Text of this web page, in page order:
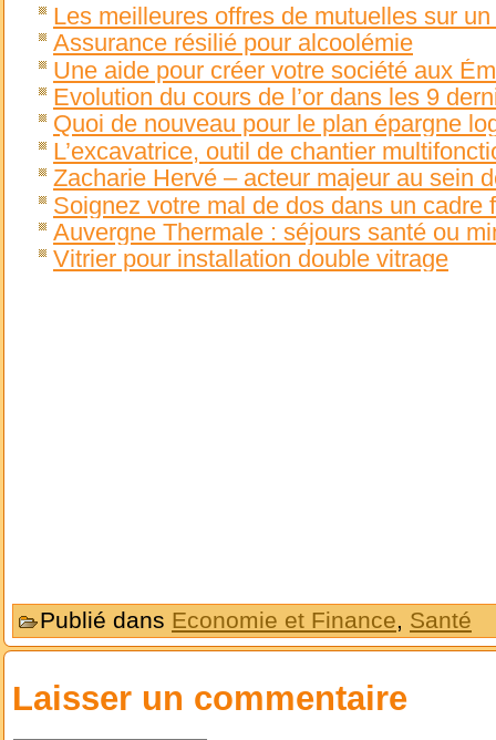
Les meilleures offres de mutuelles sur
Assurance résilié pour alcoolémie
Une aide pour créer votre société aux
Evolution du cours de l’or dans les 9
Quoi de nouveau pour le plan épargne
L’excavatrice, outil de chantier
Zacharie Hervé – acteur majeur au sein
Soignez votre mal de dos dans un cadre
Auvergne Thermale : séjours santé ou
Vitrier pour installation double vitrage
Publié dans Economie et Finance, Santé
Laisser un commentaire